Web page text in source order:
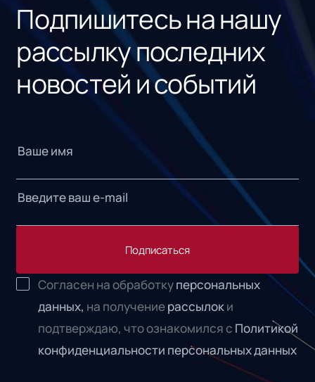
Подпишитесь на нашу
рассылку последних
новостей и событий
Подписаться
Согласен на обработкуперсональных
данных, на получениерассылоки
подтверждаю, что ознакомился с Политикой
конфиденциальности персональных данных